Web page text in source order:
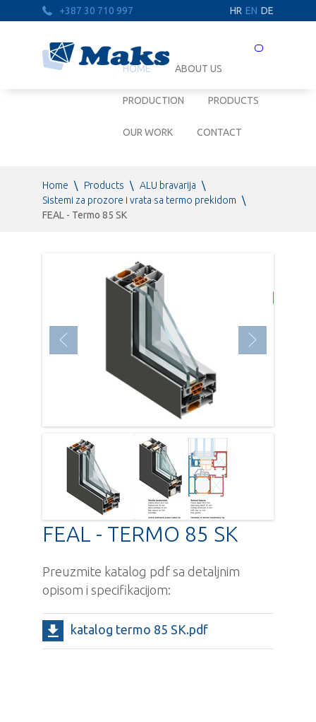
+387 30 710 997 HR EN DE
Prebaci
HOME ABOUT US
PRODUCTION PRODUCTS
OUR WORK CONTACT
Home \ Products \ ALU bravarija \
Sistemi za prozore i vrata sa termo prekidom \
FEAL - Termo 85 SK
FEAL - TERMO 85 SK
Preuzmite katalog pdf sa detaljnim
opisom i specifikacijom:
katalog termo 85 SK.pdf